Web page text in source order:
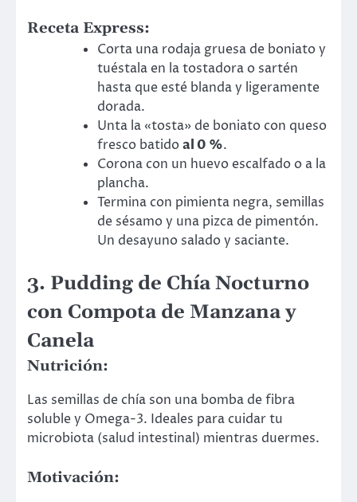
Receta Express:
Corta una rodaja gruesa de boniato y
tuéstala en la tostadora o sartén
hasta que esté blanda y ligeramente
dorada.
Unta la «tosta» de boniato con queso
fresco batidoal 0 %.
Corona con un huevo escalfado o a la
plancha.
Termina con pimienta negra, semillas
de sésamo y una pizca de pimentón.
Un desayuno salado y saciante.
3. Pudding de Chía Nocturno
con Compota de Manzana y
Canela
Nutrición:
Las semillas de chía son una bomba de fibra
soluble y Omega-3. Ideales para cuidar tu
microbiota (salud intestinal) mientras duermes.
Motivación: